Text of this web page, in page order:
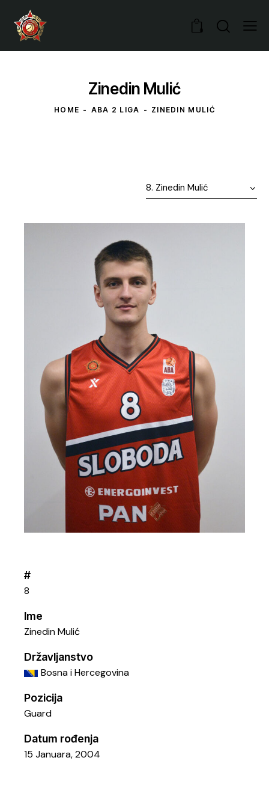
0
Zinedin Mulić
HOME ABA 2 LIGA ZINEDIN MULIĆ
#
8
Ime
Zinedin Mulić
Državljanstvo
Bosna i Hercegovina
Pozicija
Guard
Datum rođenja
15 Januara, 2004